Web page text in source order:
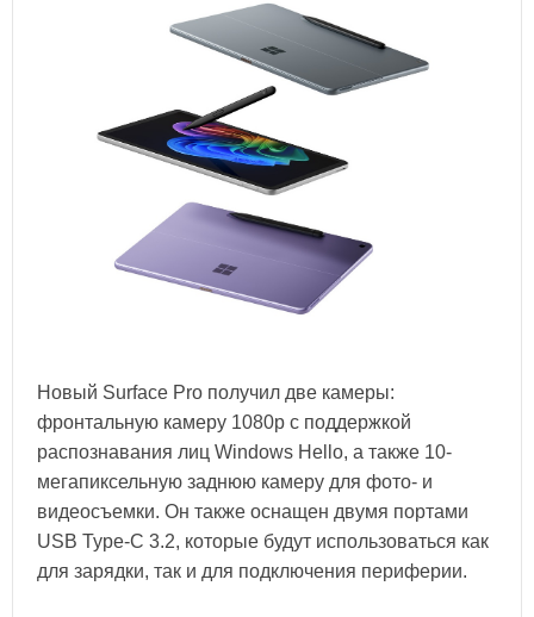
Новый Surface Pro получил две камеры:
фронтальную камеру 1080p с поддержкой
распознавания лиц Windows Hello, а также 10-
мегапиксельную заднюю камеру для фото- и
видеосъемки. Он также оснащен двумя портами
USB Type-C 3.2, которые будут использоваться как
для зарядки, так и для подключения периферии.